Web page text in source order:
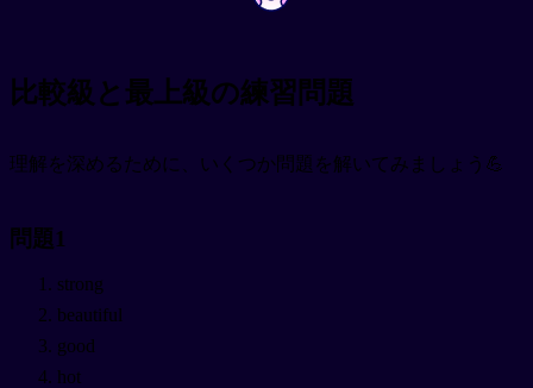
比較級と最上級の練習問題
理解を深めるために、いくつか問題を解いてみましょう💪
問題1
strong
beautiful
good
hot